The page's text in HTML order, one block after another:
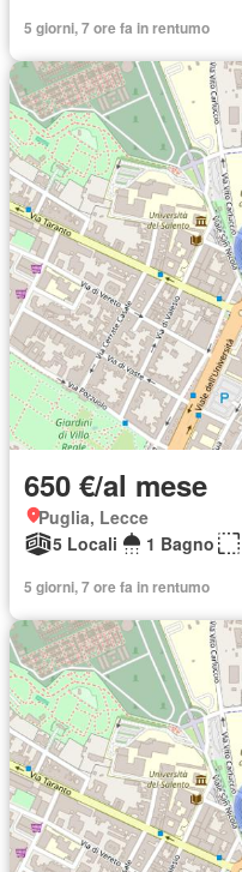
5 giorni, 7 ore fa in rentumo
650 €/al mese
Puglia, Lecce
5 Locali
1 Bagno
5 giorni, 7 ore fa in rentumo